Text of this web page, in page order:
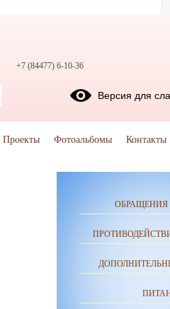
ОБРАЩЕНИЯ
+7 (84477) 6-10-36
Версия для
Проекты Фотоальбомы Контакты